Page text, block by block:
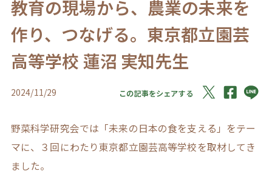
教育の現場から、農業の未来を
作り、つなげる。東京都立園芸
高等学校 蓮沼 実知先生
2024/11/29 この記事をシェアする
野菜科学研究会では「未来の日本の食を支える」をテー
マに、３回にわたり東京都立園芸高等学校を取材してき
ました。